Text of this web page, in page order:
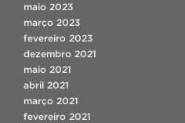
maio 2023
março 2023
fevereiro 2023
dezembro 2021
maio 2021
abril 2021
março 2021
fevereiro 2021